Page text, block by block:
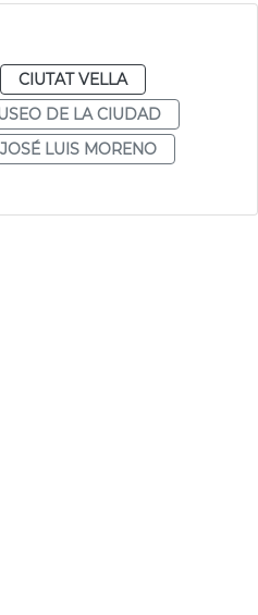
CIUTAT VELLA
DE LA CIUDAD
JOSÉ LUIS MORENO